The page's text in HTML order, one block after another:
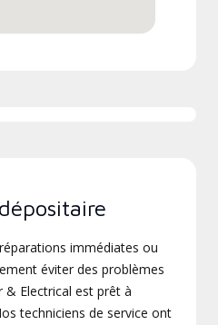
immédiates ou
éviter des problèmes
& Electrical est prêt à
techniciens de service ont